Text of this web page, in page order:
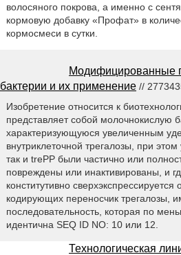
волосяного покрова, а именно с
кормовую добавку «Профат» в
кормосмеси в сутки.
Модифицированные
бактерии и их применение //
Изобретение относится к
представляет собой молочнокислую
характеризующуюся увеличенным
внутриклеточной трегалозы, при этом
так и trePP были частично или
повреждены или инактивированы, и
конститутивно сверхэкспрессируется
кодирующих переносчик трегалозы,
последовательность, которая по
идентична SEQ ID NO: 10 или 12.
Технологическая